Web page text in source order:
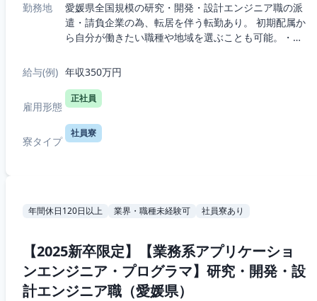
勤務地
愛媛県全国規模の研究・開発・設計エンジニア職の派
遣・請負企業の為、転居を伴う転勤あり。 初期配属か
ら自分が働きたい職種や地域を選ぶことも可能。・5
R&D（化学生物系）・7つの勤務エリア...
給与(例) 年収350万円
雇用形態
正社員
寮タイプ
社員寮
年間休日120日以上 業界・職種未経験可 社員寮あり
【2025新卒限定】【業務系アプリケーショ
ンエンジニア・プログラマ】研究・開発・設
計エンジニア職（愛媛県）